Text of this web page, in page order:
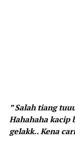
” Salah tiang
Hahahaha kacip
gelakk.. Kena